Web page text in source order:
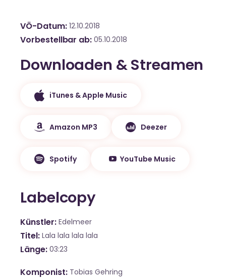
VÖ-Datum 12.10.2018
Vorbestellbar ab 05.10.2018
Downloaden & Streamen
iTunes & Apple Music
Amazon MP3 Deezer
Spotify YouTube Music
Labelcopy
Künstler Edelmeer
Titel Lala lala lala lala
Länge 03:23
Komponist Tobias Gehring